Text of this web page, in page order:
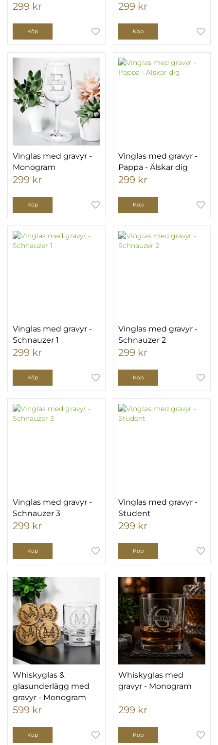
299 kr
Köp
299 kr
Köp
Vinglas med gravyr -
Monogram
299 kr
Köp
Vinglas med gravyr -
Pappa - Älskar dig
299 kr
Köp
Vinglas med gravyr -
Schnauzer 1
299 kr
Köp
Vinglas med gravyr -
Schnauzer 2
299 kr
Köp
Vinglas med gravyr -
Schnauzer 3
299 kr
Köp
Vinglas med gravyr -
Student
299 kr
Köp
Whiskyglas &
glasunderlägg med
gravyr - Monogram
599 kr
Köp
Whiskyglas med
gravyr - Monogram
299 kr
Köp